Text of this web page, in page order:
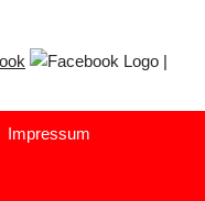
|
Impressum